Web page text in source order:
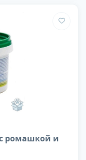
ромашкой и